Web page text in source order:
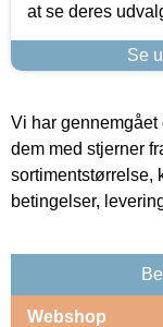
at se deres
Se
Vi har
dem med stjerner
sortimentstørrelse,
betingelser,
Webshop